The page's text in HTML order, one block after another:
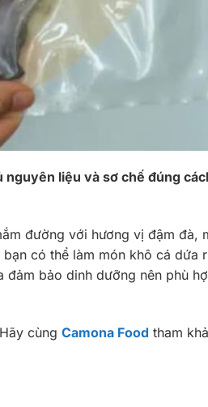
liệu và sơ chế đúng
đường với hương vị đậm đà,
có thể làm món khô cá dứa
bảo dinh dưỡng nên phù
cùng Camona Food tham